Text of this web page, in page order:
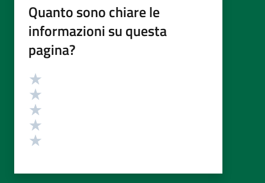
Quanto sono chiare le
informazioni su questa
pagina?
Valutazione